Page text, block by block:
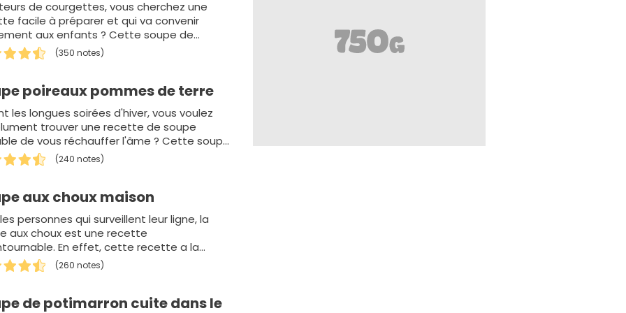
de courgettes, vous cherchez une
facile à préparer et qui va convenir
aux enfants ? Cette soupe de
a beau…
(350 notes)
poireaux pommes de terre
les longues soirées d'hiver, vous voulez
trouver une recette de soupe
de vous réchauffer l'âme ? Cette soupe
(240 notes)
aux choux maison
personnes qui surveillent leur ligne, la
aux choux est une recette
En effet, cette recette a la
de faire brûl…
(260 notes)
de potimarron cuite dans le